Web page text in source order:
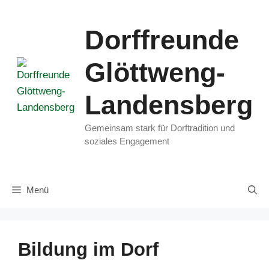
Dorffreunde
Glöttweng-
Landensberg
Gemeinsam stark für Dorftradition und
soziales Engagement
Menü
Bildung im Dorf